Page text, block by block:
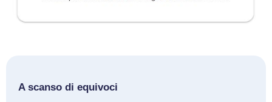
A scanso di equivoci